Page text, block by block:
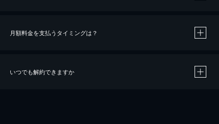
※40％ポイント還元の対象は、クレジットカード決済による作品の購入 / レンタルです。
iOSアプリのUコイン決済による作品の購入 / レンタルは、20％のポイント還元です。
月額料金を支払うタイミングは？
いつでも解約できますか